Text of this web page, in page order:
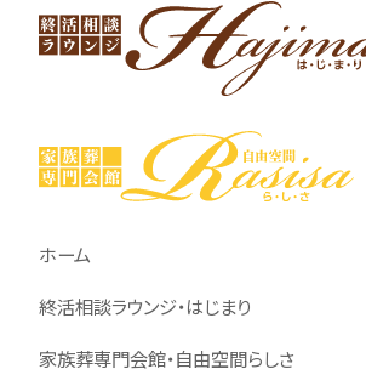
ホーム
終活相談ラウンジ・はじまり
家族葬専門会館・自由空間らしさ